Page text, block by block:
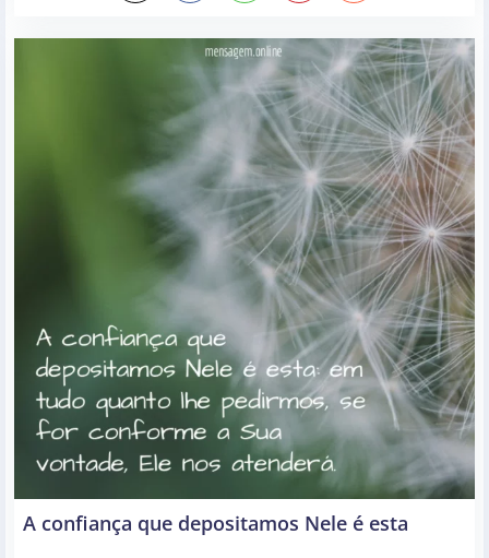
A confiança que depositamos Nele é esta